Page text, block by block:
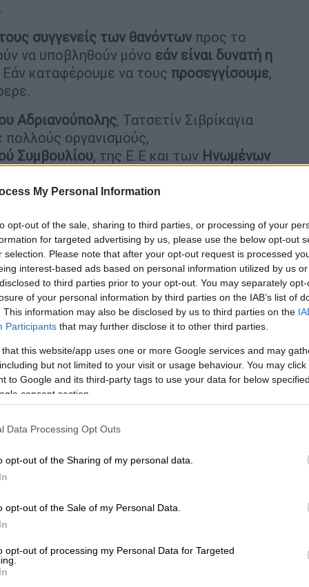
My Personal Information
opt-out of the sale, sharing to third parties, or processing of your
for targeted advertising by us, please use the below opt-out
selection. Please note that after your opt-out request is processed
interest-based ads based on personal information utilized by us
to third parties prior to your opt-out. You may separately
of your personal information by third parties on the IAB’s list of
This information may also be disclosed by us to third parties on the
Participants that may further disclose it to other third parties.
that this website/app uses one or more Google services and may
but not limited to your visit or usage behaviour. You may
to Google and its third-party tags to use your data for below
consent section.
Data Processing Opt Outs
opt-out of the Sharing of my personal data.
opt-out of the Sale of my Personal Data.
opt-out of processing my Personal Data for Targeted
συγγενείς των θανόντων προς το
να υποβληθούν μόνο εάν είναι δυνατή η
καταφέρουμε να τους προσεγγίσουμε,
Αδριανούπολης, Τατσετίν Σιβρίκαγια
πολλούς οργανισμούς,
Συμβουλίου, της Ε.Ε και των Ηνωμένων
για τα περί νεκρών
σχέδιο τουρκικής προπαγάνδας
πρόεδρο του δικηγορικού συλλόγου
συλλόγουΑθηνώνκαι να τους
αυτού του ζητήματος. Θα γράψω
Συμβουλίου της Ευρώπης για τα
των μεταναστών
των Η.Ε .Φίλιππο Γκάντικαι την
Ε.Ε.
Ας έρθουν να δουν το πρόβλημα
οι μετανάστες», ανέφερε.
«Αναντολού» για τους